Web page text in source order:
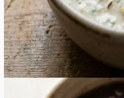
äädikapõhistele marinaadidele.
kaunilt kuldpruun ja seest
suurepäraselt nautimiseks
grillitud köögiviljadega igal
30min
4tk
5.0 Hinnang:(3)